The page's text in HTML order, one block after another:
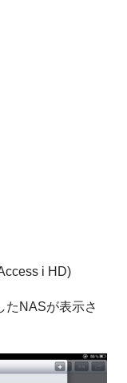
i HD)
たNASが表示さ